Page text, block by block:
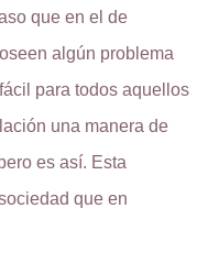
que en el de
algún problema
para todos aquellos
una manera de
es así. Esta
que en